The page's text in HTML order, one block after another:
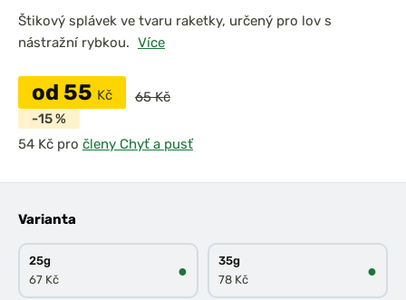
Štikový splávek ve tvaru raketky, určený pro lov s
nástražní rybkou. Více
od 55 Kč
65 Kč
-15 %
pro členy Chyť a pusť
Varianta
25g
67 Kč
●
35g
78 Kč
●